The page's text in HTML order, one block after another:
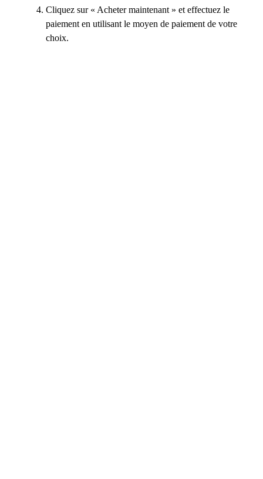
Cliquez sur « Acheter maintenant » et effectuez le
paiement en utilisant le moyen de paiement de votre
choix.